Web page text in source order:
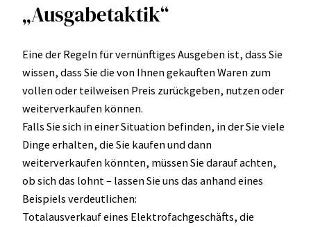
„Ausgabetaktik“
Eine der Regeln für vernünftiges Ausgeben ist, dass Sie
wissen, dass Sie die von Ihnen gekauften Waren zum
vollen oder teilweisen Preis zurückgeben, nutzen oder
weiterverkaufen können.
Falls Sie sich in einer Situation befinden, in der Sie viele
Dinge erhalten, die Sie kaufen und dann
weiterverkaufen könnten, müssen Sie darauf achten,
ob sich das lohnt – lassen Sie uns das anhand eines
Beispiels verdeutlichen:
Totalausverkauf eines Elektrofachgeschäfts, die